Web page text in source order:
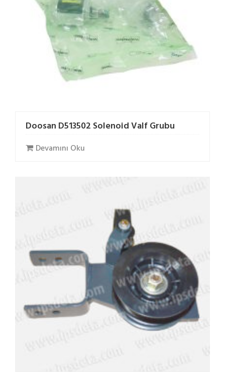
Doosan D513502 Solenoid Valf Grubu
Devamını Oku